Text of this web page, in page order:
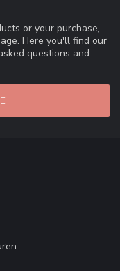
or your purchase,
Here you'll find our
questions and